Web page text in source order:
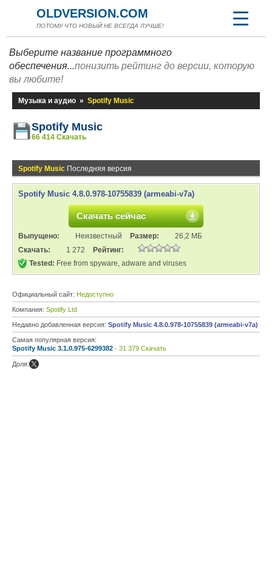
OLDVERSION.COM
ПОТОМУ ЧТО НОВЫЙ НЕ ВСЕГДА ЛУЧШЕ!
Выберите название программного
обеспечения...понизить рейтинг до версии, которую
вы любите!
Музыка и аудио » Spotify Music
Spotify Music
66 414 Скачать
Spotify Music Последняя версия
Spotify Music 4.8.0.978-10755839 (armeabi-v7a)
Скачать сейчас
Выпущено: Неизвестный Размер:
26,2 МБ
Скачать:
1 272
Рейтинг:
Tested: Free from spyware, adware and viruses
Официальный сайт: Недоступно
Компания: Spotify Ltd
Недавно добавленная версия: Spotify Music 4.8.0.978-10755839 (armeabi-v7a)
Самая популярная версия:
Spotify Music 3.1.0.975-6299382 - 31 379 Скачать
Доля: